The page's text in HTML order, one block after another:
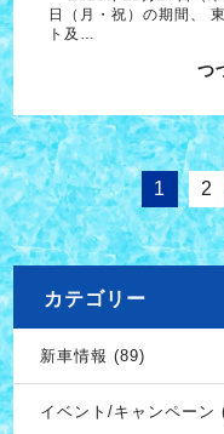
日（月・祝）の期間、
ト及…
つ
1 2
カテゴリー
新車情報 (89)
イベント/キャンペーン